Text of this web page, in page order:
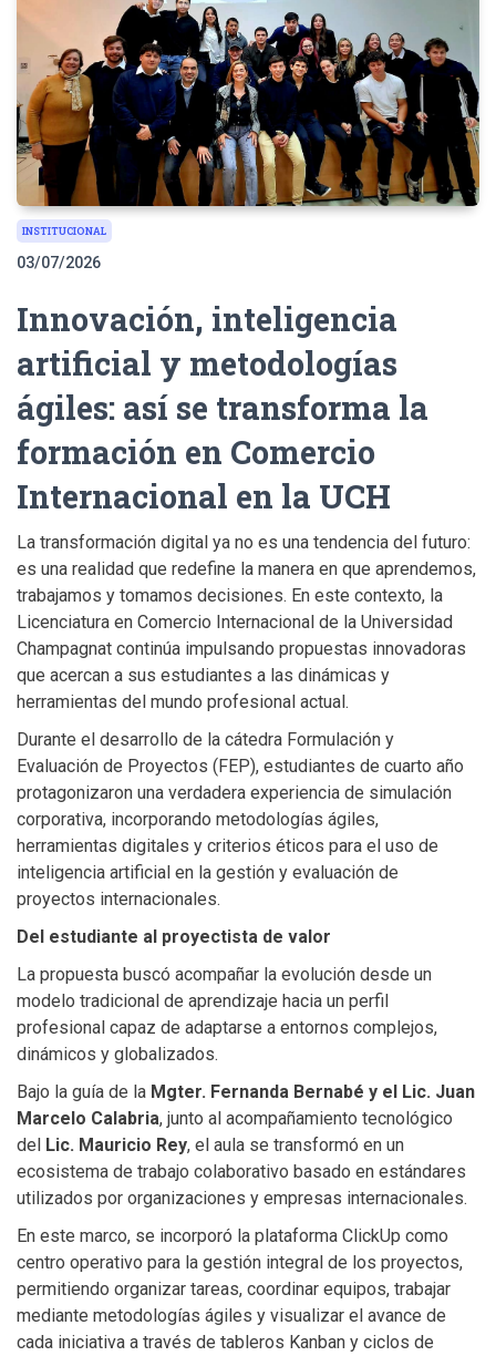
INSTITUCIONAL
03/07/2026
Innovación, inteligencia
artificial y metodologías
ágiles: así se transforma la
formación en Comercio
Internacional en la UCH
La transformación digital ya no es una tendencia del futuro:
es una realidad que redefine la manera en que aprendemos,
trabajamos y tomamos decisiones. En este contexto, la
Licenciatura en Comercio Internacional de la Universidad
Champagnat continúa impulsando propuestas innovadoras
que acercan a sus estudiantes a las dinámicas y
herramientas del mundo profesional actual.
Durante el desarrollo de la cátedra Formulación y
Evaluación de Proyectos (FEP), estudiantes de cuarto año
protagonizaron una verdadera experiencia de simulación
corporativa, incorporando metodologías ágiles,
herramientas digitales y criterios éticos para el uso de
inteligencia artificial en la gestión y evaluación de
proyectos internacionales.
Del estudiante al proyectista de valor
La propuesta buscó acompañar la evolución desde un
modelo tradicional de aprendizaje hacia un perfil
profesional capaz de adaptarse a entornos complejos,
dinámicos y globalizados.
Bajo la guía de la Mgter. Fernanda Bernabé y el Lic. Juan
Marcelo Calabria, junto al acompañamiento tecnológico
del Lic. Mauricio Rey, el aula se transformó en un
ecosistema de trabajo colaborativo basado en estándares
utilizados por organizaciones y empresas internacionales.
En este marco, se incorporó la plataforma ClickUp como
centro operativo para la gestión integral de los proyectos,
permitiendo organizar tareas, coordinar equipos, trabajar
mediante metodologías ágiles y visualizar el avance de
cada iniciativa a través de tableros Kanban y ciclos de